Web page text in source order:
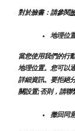
對於臉書：請參閱
地理位
當您使用我們的行
地理位置。您可以
詳細資訊。要拒絕
關設置;否則，請聯
撤回同